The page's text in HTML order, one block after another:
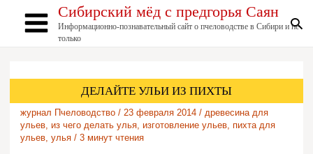
содержимому
Main
Сибирский мёд с предгорья Саян
Информационно-познавательный сайт о пчеловодстве в Сибири и не
только
ДЕЛАЙТЕ УЛЬИ ИЗ ПИХТЫ
журнал Пчеловодство / 23 февраля 2014 / древесина для
ульев ,из чего делать улья ,изготовление ульев ,пихта для
ульев ,улья /3 минут чтения